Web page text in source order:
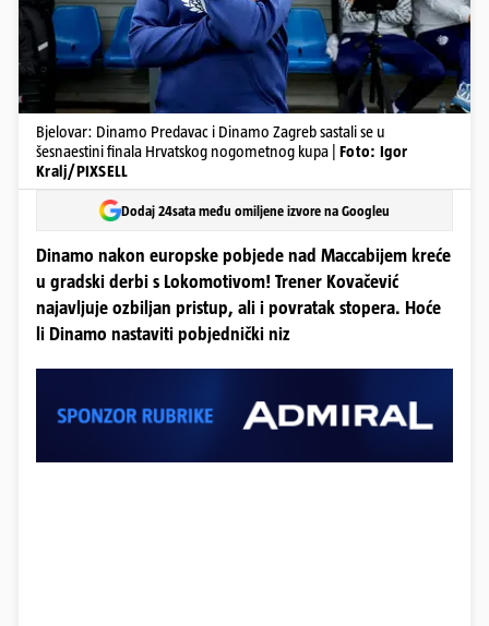
Bjelovar: Dinamo Predavac i Dinamo Zagreb sastali se u
šesnaestini finala Hrvatskog nogometnog kupa | Foto: Igor
Kralj/PIXSELL
Dodaj 24sata među omiljene izvore na Googleu
Dinamo nakon europske pobjede nad Maccabijem kreće
u gradski derbi s Lokomotivom! Trener Kovačević
najavljuje ozbiljan pristup, ali i povratak stopera. Hoće
li Dinamo nastaviti pobjednički niz